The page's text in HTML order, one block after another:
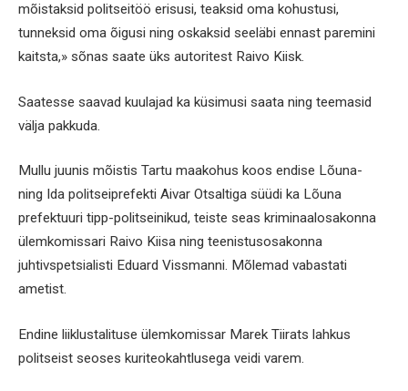
mõistaksid politseitöö erisusi, teaksid oma kohustusi,
tunneksid oma õigusi ning oskaksid seeläbi ennast paremini
kaitsta,» sõnas saate üks autoritest Raivo Kiisk.
Saatesse saavad kuulajad ka küsimusi saata ning teemasid
välja pakkuda.
Mullu juunis mõistis Tartu maakohus koos endise Lõuna-
ning Ida politseiprefekti Aivar Otsaltiga süüdi ka Lõuna
prefektuuri tipp-politseinikud, teiste seas kriminaalosakonna
ülemkomissari Raivo Kiisa ning teenistusosakonna
juhtivspetsialisti Eduard Vissmanni. Mõlemad vabastati
ametist.
Endine liiklustalituse ülemkomissar Marek Tiirats lahkus
politseist seoses kuriteokahtlusega veidi varem.